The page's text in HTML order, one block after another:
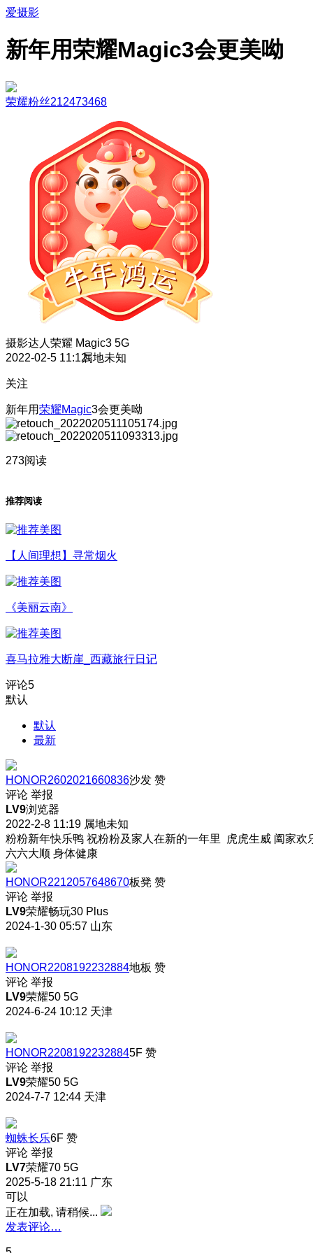
爱摄影
新年用荣耀Magic3会更美呦
荣耀粉丝212473468
摄影达人 荣耀 Magic3 5G
2022-02-5 11:12属地未知
关注
新年用荣耀Magic3会更美呦
273阅读
推荐阅读
【人间理想】寻常烟火
《美丽云南》
喜马拉雅大断崖_西藏旅行日记
评论5
默认
默认
最新
HONOR2602021660836沙发 赞
评论 举报
LV9浏览器
2022-2-8 11:19 属地未知
粉粉新年快乐鸭 祝粉粉及家人在新的一年里 虎虎生威 阖家欢
六六大顺 身体健康
HONOR2212057648670板凳 赞
评论 举报
LV9荣耀畅玩30 Plus
2024-1-30 05:57 山东
HONOR2208192232884地板 赞
评论 举报
LV9荣耀50 5G
2024-6-24 10:12 天津
HONOR22081922328845F 赞
评论 举报
LV9荣耀50 5G
2024-7-7 12:44 天津
蜘蛛长乐6F 赞
评论 举报
LV7荣耀70 5G
2025-5-18 21:11 广东
可以
正在加载, 请稍候...
发表评论…